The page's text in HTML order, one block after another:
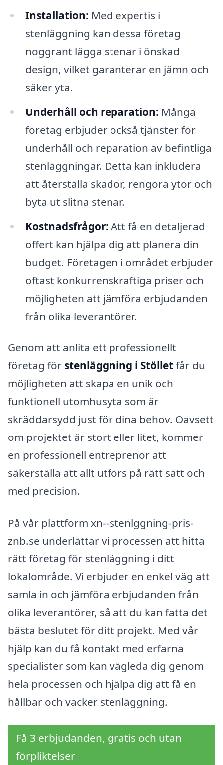
Installation: Med expertis i
stenläggning kan dessa företag
noggrant lägga stenar i önskad
design, vilket garanterar en jämn och
säker yta.
Underhåll och reparation: Många
företag erbjuder också tjänster för
underhåll och reparation av befintliga
stenläggningar. Detta kan inkludera
att återställa skador, rengöra ytor och
byta ut slitna stenar.
Kostnadsfrågor: Att få en detaljerad
offert kan hjälpa dig att planera din
budget. Företagen i området erbjuder
oftast konkurrenskraftiga priser och
möjligheten att jämföra erbjudanden
från olika leverantörer.
Genom att anlita ett professionellt
företag för stenläggning i Stölletfår du
möjligheten att skapa en unik och
funktionell utomhusyta som är
skräddarsydd just för dina behov. Oavsett
om projektet är stort eller litet, kommer
en professionell entreprenör att
säkerställa att allt utförs på rätt sätt och
med precision.
På vår plattform xn--stenlggning-pris-
znb.se underlättar vi processen att hitta
rätt företag för stenläggning i ditt
lokalområde. Vi erbjuder en enkel väg att
samla in och jämföra erbjudanden från
olika leverantörer, så att du kan fatta det
bästa beslutet för ditt projekt. Med vår
hjälp kan du få kontakt med erfarna
specialister som kan vägleda dig genom
hela processen och hjälpa dig att få en
hållbar och vacker stenläggning.
Få 3 erbjudanden, gratis och utan
förpliktelser